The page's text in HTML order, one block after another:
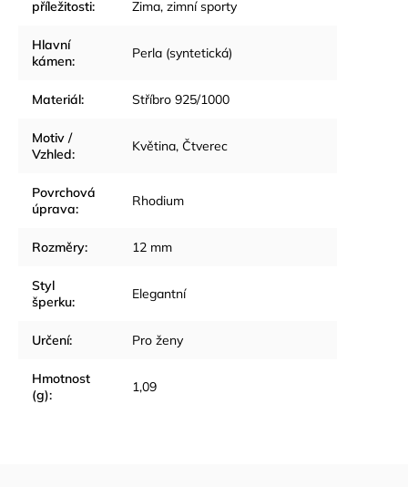
příležitosti:
Zima, zimní sporty
Hlavní
kámen: Perla (syntetická)
Materiál: Stříbro 925/1000
Motiv /
Vzhled: Květina, Čtverec
Povrchová
úprava: Rhodium
Rozměry: 12 mm
Styl
šperku: Elegantní
Určení: Pro ženy
Hmotnost
(g): 1,09